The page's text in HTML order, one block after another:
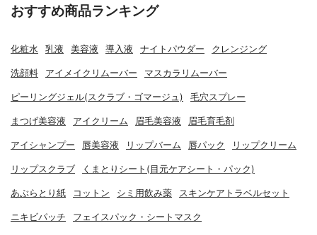
おすすめ商品ランキング
化粧水 乳液 美容液 導入液 ナイトパウダー クレンジング
洗顔料 アイメイクリムーバー マスカラリムーバー
ピーリングジェル(スクラブ・ゴマージュ) 毛穴スプレー
まつげ美容液 アイクリーム 眉毛美容液 眉毛育毛剤
アイシャンプー 唇美容液 リップバーム 唇パック リップクリーム
リップスクラブ くまとりシート(目元ケアシート・パック)
あぶらとり紙 コットン シミ用飲み薬 スキンケアトラベルセット
ニキビパッチ フェイスパック・シートマスク